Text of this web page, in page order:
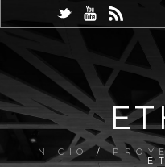
INICIO/